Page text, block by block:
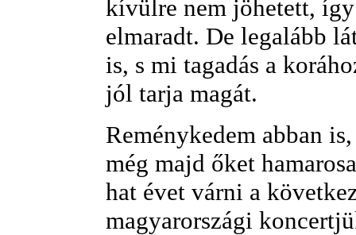
kívülre nem jöhetett,
elmaradt. De legalább
is, s mi tagadás a
jól tarja magát.
Reménykedem abban
még majd őket
hat évet várni a
magyarországi